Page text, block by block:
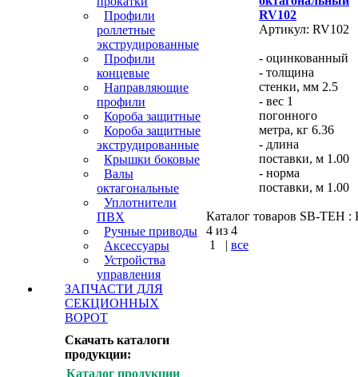
Профили
роллетные
экструдированные
Профили
концевые
Направляющие
профили
Короба защитные
Короба защитные
экструдированные
Крышки боковые
Валы
октагональные
Уплотнители
ПВХ
Ручные приводы
Аксессуары
Устройства
управления
ЗАПЧАСТИ ДЛЯ
СЕКЦИОННЫХ
ВОРОТ
Скачать каталоги
продукции:
Каталог продукции
RV102
Артикул: RV102
- oцинкованный
- толщина
стенки, мм 2.5
- вес 1
погонного
метра, кг 6.36
- длина
поставки, м 1.00
- норма
поставки, м 1.00
Каталог товаров SB-TEH
4 из 4
1
| все